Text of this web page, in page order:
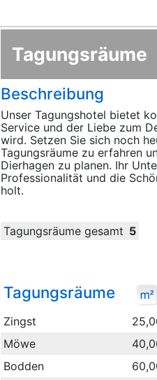
Tagungsräume
Beschreibung
Unser Tagungshotel bietet
Service und der Liebe zum
wird. Setzen Sie sich noch
Tagungsräume zu erfahren
Dierhagen zu planen. Ihr
Professionalität und die
holt.
Tagungsräume gesamt 5
Tagungsräume
Zingst
Möwe
Bodden